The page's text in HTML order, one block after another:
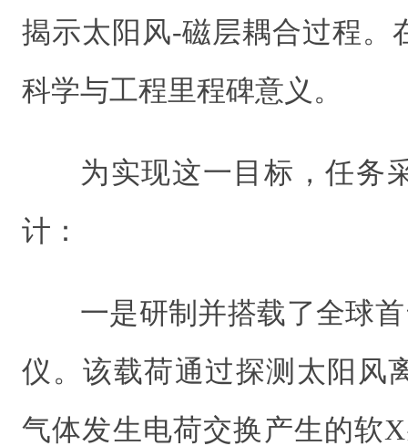
揭示太阳风-磁层耦合过程。
科学与工程里程碑意义。
为实现这一目标，任务
计：
一是研制并搭载了全球
仪。该载荷通过探测太阳风
气体发生电荷交换产生的软